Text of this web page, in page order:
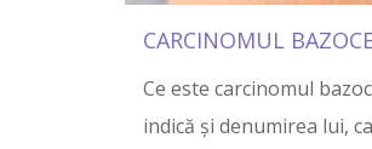
CARCINOMUL
Ce este carcinomul
indică și denumirea lui,